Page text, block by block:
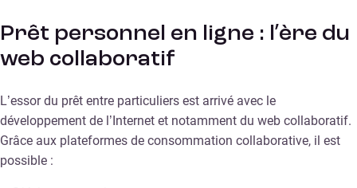
Prêt personnel en ligne : l’ère du
web collaboratif
L’essor du prêt entre particuliers est arrivé avec le
développement de l’Internet et notamment du web collaboratif.
Grâce aux plateformes de consommation collaborative, il est
possible :